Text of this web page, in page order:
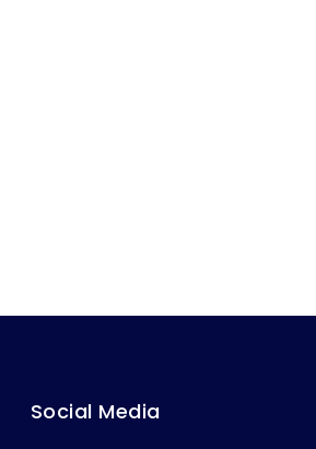
Social Media